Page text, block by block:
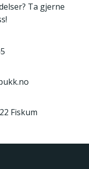
Ta gjerne
Fiskum